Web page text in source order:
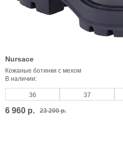
Nursace
Кожаные ботинки с мехом
В наличии:
36 37
6 960 р. 23 200 р.